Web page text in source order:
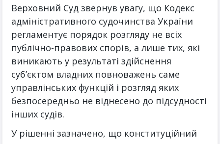
Верховний Суд звернув увагу, що Кодекс
адміністративного судочинства України
регламентує порядок розгляду не всіх
публічно-правових спорів, а лише тих, які
виникають у результаті здійснення
суб’єктом владних повноважень саме
управлінських функцій і розгляд яких
безпосередньо не віднесено до підсудності
інших судів.
У рішенні зазначено, що конституційний